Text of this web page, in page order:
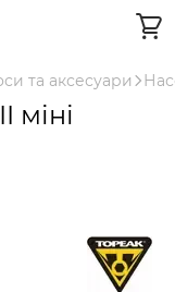
та аксесуари
міні